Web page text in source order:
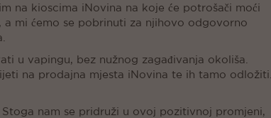
na kioscima iNovina na koje će potrošači moći
a mi ćemo se pobrinuti za njihovo odgovorno
u vapingu, bez nužnog zagađivanja okoliša.
na prodajna mjesta iNovina te ih tamo odložiti.
nam se pridruži u ovoj pozitivnoj promjeni,